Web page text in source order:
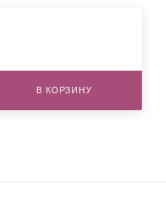
В КОРЗИНУ